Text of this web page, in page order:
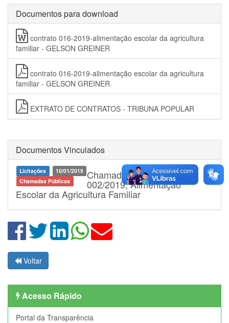
Documentos para download
contrato 016-2019-alimentação escolar da agricultura
familiar - GELSON GREINER
contrato 016-2019-alimentação escolar da agricultura
familiar - GELSON GREINER
EXTRATO DE CONTRATOS - TRIBUNA POPULAR
Documentos Vinculados
Licitações
10/01/2019
Chamadas Públicas
Chamada Pública nº
002/2019, Alimentação
Escolar da Agricultura Familiar
Voltar
Acesso Rápido
Portal da Transparência